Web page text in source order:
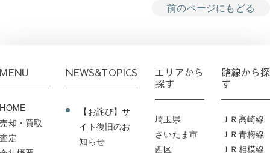
前のページにもどる
MENU
HOME
売却・買取
査定
NEWS&TOPICS
【お詫び】サ
イト復旧のお
知らせ
エリアから
探す
埼玉県
さいたま市
西区
路線から探
す
ＪＲ高崎線
ＪＲ青梅線
ＪＲ相模線